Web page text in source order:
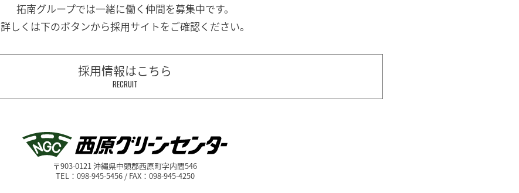
拓南グループでは一緒に働く 仲間を募集中です。
詳しくは下のボタンから採用サイトをご確認ください。
採用情報はこちら
RECRUIT
〒903-0121 沖縄県中頭郡西原町字内間546
TEL：098-945-5456 / FAX：098-945-4250